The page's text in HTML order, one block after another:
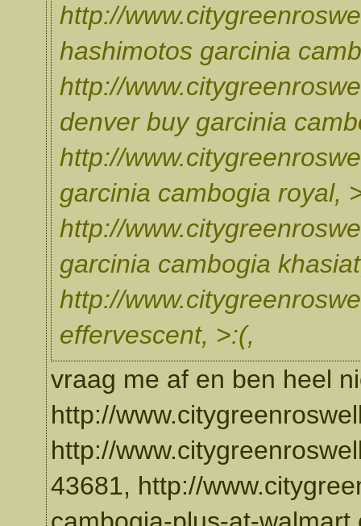
http://
hashimotos garcinia
http://
denver buy garcinia
http://
garcinia cambogia royal,
http://
garcinia cambogia
http://
effervescent, >:(,
vraag me af en ben heel
http://
http://
43681, http://